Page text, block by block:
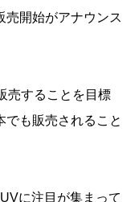
売開始がアナウンス
売することを目標
でも販売されること
に注目が集まって